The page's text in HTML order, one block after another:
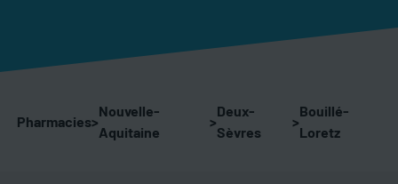
Pharmacies>
Nouvelle-
Aquitaine
>
Deux-
Sèvres
>
Bouillé-
Loretz